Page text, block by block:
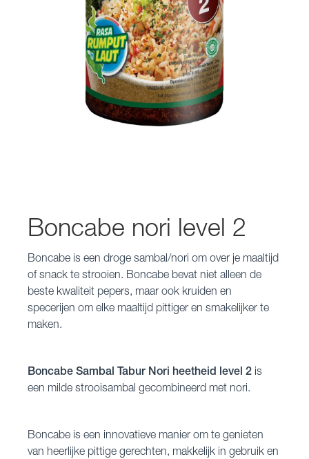
Boncabe nori level 2
Boncabe is een droge sambal/nori om over je maaltijd
of snack te strooien. Boncabe bevat niet alleen de
beste kwaliteit pepers, maar ook kruiden en
specerijen om elke maaltijd pittiger en smakelijker te
maken.
Boncabe Sambal Tabur Nori heetheid level 2 is
een milde strooisambal gecombineerd met nori.
Boncabe is een innovatieve manier om te genieten
van heerlijke pittige gerechten, makkelijk in gebruik en